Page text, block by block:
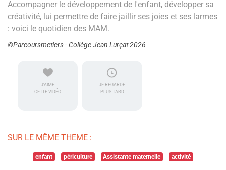
Accompagner le développement de l'enfant, développer sa
créativité, lui permettre de faire jaillir ses joies et ses larmes
: voici le quotidien des MAM.
©Parcoursmetiers - Collège Jean Lurçat 2026
J'AIME
CETTE VIDÉO
JE REGARDE
PLUS TARD
SUR LE MÊME THEME :
enfant périculture Assistante maternelle activité